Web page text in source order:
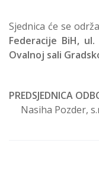
Sjednica će se
Federacije BiH,
Ovalnoj sali
PREDSJEDNICA
Nasiha Pozder,